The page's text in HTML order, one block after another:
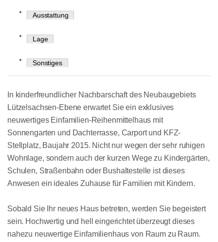
Ausstattung
Lage
Sonstiges
In kinderfreundlicher Nachbarschaft des Neubaugebiets
Lützelsachsen-Ebene erwartet Sie ein exklusives
neuwertiges Einfamilien-Reihenmittelhaus mit
Sonnengarten und Dachterrasse, Carport und KFZ-
Stellplatz, Baujahr 2015. Nicht nur wegen der sehr ruhigen
Wohnlage, sondern auch der kurzen Wege zu Kindergärten,
Schulen, Straßenbahn oder Bushaltestelle ist dieses
Anwesen ein ideales Zuhause für Familien mit Kindern.
Sobald Sie Ihr neues Haus betreten, werden Sie begeistert
sein. Hochwertig und hell eingerichtet überzeugt dieses
nahezu neuwertige Einfamilienhaus von Raum zu Raum.